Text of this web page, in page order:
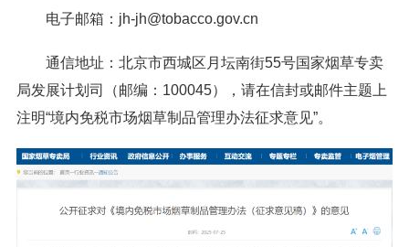
电子邮箱：jh-jh@tobacco.gov.cn
通信地址：北京市西城区月坛南街55号国家烟草专卖
局发展计划司（邮编：100045），请在信封或邮件主题上
注明“境内免税市场烟草制品管理办法征求意见”。